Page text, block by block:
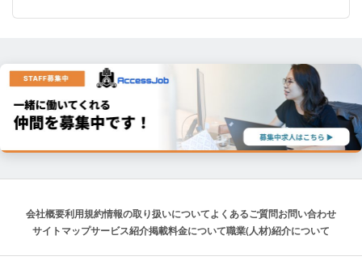
会社概要利用規約情報の取り扱いについてよくあるご質問お問い合わせ
サイトマップサービス紹介掲載料金について職業(人材)紹介について